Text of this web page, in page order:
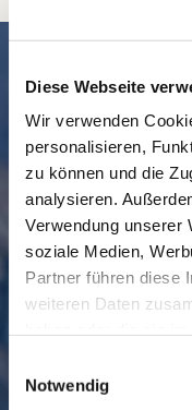
Diese Webseite
Wir verwenden
personalisieren,
zu können und die
analysieren.
Verwendung unserer
soziale Medien,
Partner führen diese
weiteren Daten
Notwendig